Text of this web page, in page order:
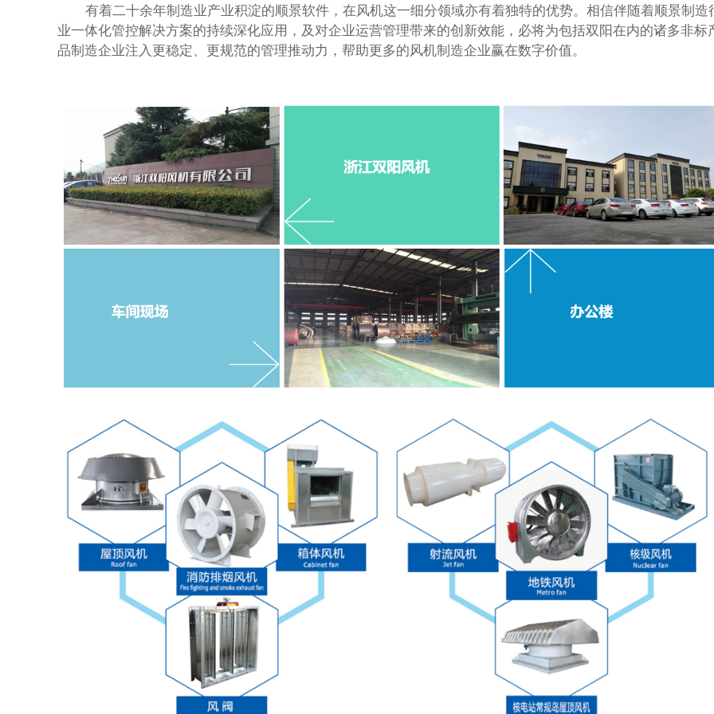
有着二十余年制造业产业积淀的顺景软件，在风机这一细分领域亦有着独特的优势。相信伴随着顺景制造
业一体化管控解决方案的持续深化应用，及对企业运营管理带来的创新效能，必将为包括双阳在内的诸多非标
品制造企业注入更稳定、更规范的管理推动力，帮助更多的风机制造企业赢在数字价值。